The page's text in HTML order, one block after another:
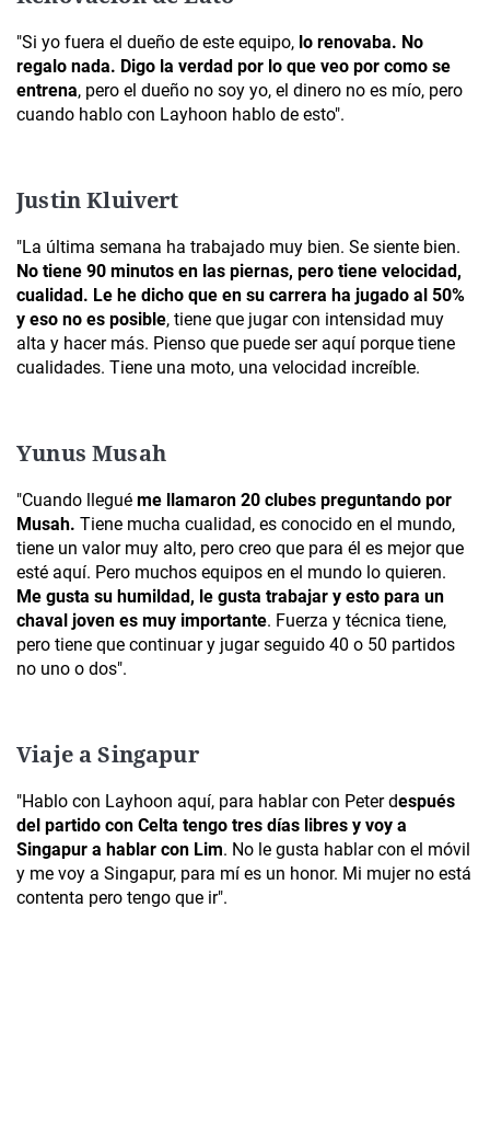
"Si yo fuera el dueño de este equipo, lo renovaba. No
regalo nada. Digo la verdad por lo que veo por como se
entrena, pero el dueño no soy yo, el dinero no es mío, pero
cuando hablo con Layhoon hablo de esto".
Justin Kluivert
"La última semana ha trabajado muy bien. Se siente bien.
No tiene 90 minutos en las piernas, pero tiene velocidad,
cualidad. Le he dicho que en su carrera ha jugado al 50%
y eso no es posible, tiene que jugar con intensidad muy
alta y hacer más. Pienso que puede ser aquí porque tiene
cualidades. Tiene una moto, una velocidad increíble.
Yunus Musah
"Cuando llegué me llamaron 20 clubes preguntando por
Musah. Tiene mucha cualidad, es conocido en el mundo,
tiene un valor muy alto, pero creo que para él es mejor que
esté aquí. Pero muchos equipos en el mundo lo quieren.
Me gusta su humildad, le gusta trabajar y esto para un
chaval joven es muy importante. Fuerza y técnica tiene,
pero tiene que continuar y jugar seguido 40 o 50 partidos
no uno o dos".
Viaje a Singapur
"Hablo con Layhoon aquí, para hablar con Peter después
del partido con Celta tengo tres días libres y voy a
Singapur a hablar con Lim. No le gusta hablar con el móvil
y me voy a Singapur, para mí es un honor. Mi mujer no está
contenta pero tengo que ir".